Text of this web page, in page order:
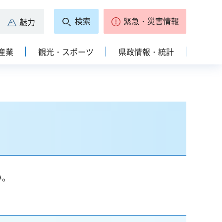
魅力 検索 緊急・災害情報
業 観光・スポーツ 県政情報・統計